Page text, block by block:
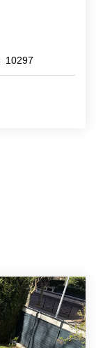
10297